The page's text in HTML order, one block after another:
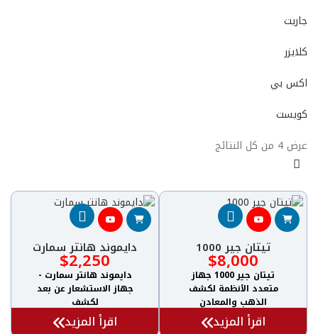
جاريت
كلايزر
اكس بي
كويست
عرض ⁦4⁩ من كل النتائج
تيتان جير 1000 $8,000 تيتان جير 1000 جهاز
متعدد الأنظمة لكشف
الذهب والمعادن
اقرأ المزيد
دايموند هانتر سمارت
$2,250
دايموند هانتر سمارت -
جهاز الاستشعار عن بعد
لكشف
اقرأ المزيد